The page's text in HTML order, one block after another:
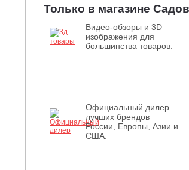
Только в магазине
Видео-обзоры и 3D
изображения для
большинства товаров.
Официальный дилер
лучших брендов
России, Европы, Азии и
США.